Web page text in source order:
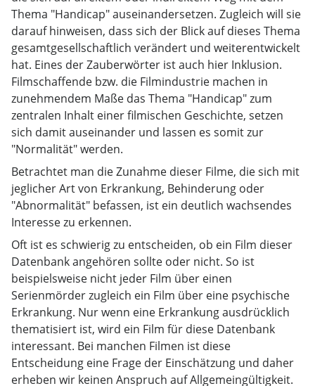
Thema "Handicap" auseinandersetzen. Zugleich will sie
darauf hinweisen, dass sich der Blick auf dieses Thema
gesamtgesellschaftlich verändert und weiterentwickelt
hat. Eines der Zauberwörter ist auch hier Inklusion.
Filmschaffende bzw. die Filmindustrie machen in
zunehmendem Maße das Thema "Handicap" zum
zentralen Inhalt einer filmischen Geschichte, setzen
sich damit auseinander und lassen es somit zur
"Normalität" werden.
Betrachtet man die Zunahme dieser Filme, die sich mit
jeglicher Art von Erkrankung, Behinderung oder
"Abnormalität" befassen, ist ein deutlich wachsendes
Interesse zu erkennen.
Oft ist es schwierig zu entscheiden, ob ein Film dieser
Datenbank angehören sollte oder nicht. So ist
beispielsweise nicht jeder Film über einen
Serienmörder zugleich ein Film über eine psychische
Erkrankung. Nur wenn eine Erkrankung ausdrücklich
thematisiert ist, wird ein Film für diese Datenbank
interessant. Bei manchen Filmen ist diese
Entscheidung eine Frage der Einschätzung und daher
erheben wir keinen Anspruch auf Allgemeingültigkeit.